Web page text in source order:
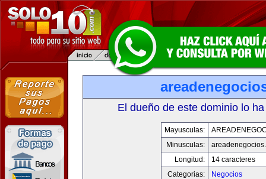
El dueño de este dominio lo
Mayusculas:
Minusculas:
Longitud:
14 caracteres
Categorias:
Negocios